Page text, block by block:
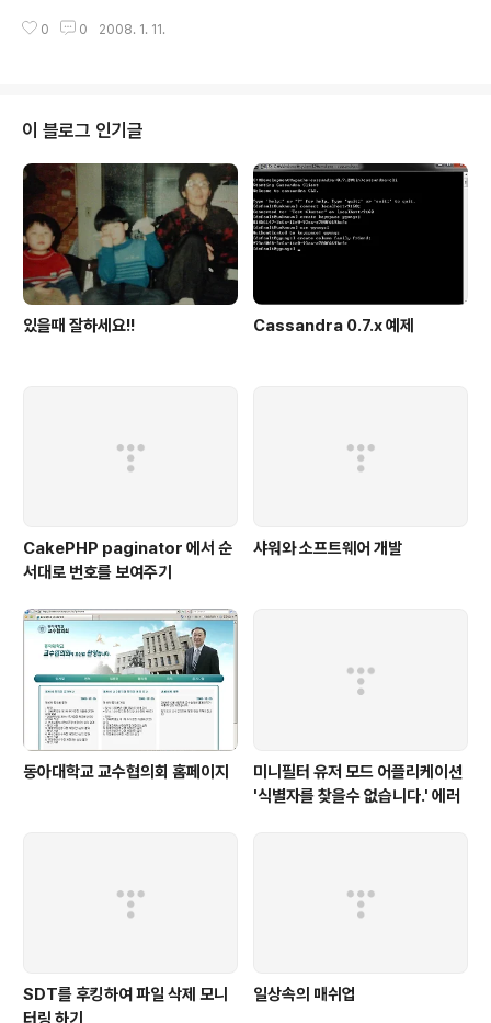
note.com/ 에 있는 Me2Day의 API를 이용하여 최근 글
p://www.go-mono.com/archive/1.2.6/linux-instal
없는 lib가 있어서 GUI 도구가 안뜬다고 말을해주더군요
구글 신깨 물어서 http://rpmfind.net 사이트에서 관련된
lib을 설치 한 후 설치 하였습니다. 설치가 끝나고 monod
evelop 을 실행하면 실행이 안될것입니다. ..
0 0 2008. 1. 11.
이 블로그 인기글
있을때 잘하세요!! Cassandra 0.7.x 예제
CakePHP paginator 에서 순
서대로 번호를 보여주기
샤워와 소프트웨어 개발
동아대학교 교수협의회 홈페이지
미니필터 유저 모드 어플리케이션
'식별자를 찾을수 없습니다.' 에러
SDT를 후킹하여 파일 삭제 모니
터링 하기
일상속의 매쉬업